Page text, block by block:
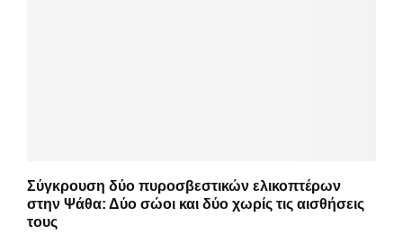
Σύγκρουση δύο πυροσβεστικών ελικοπτέρων
στην Ψάθα: Δύο σώοι και δύο χωρίς τις αισθήσεις
τους